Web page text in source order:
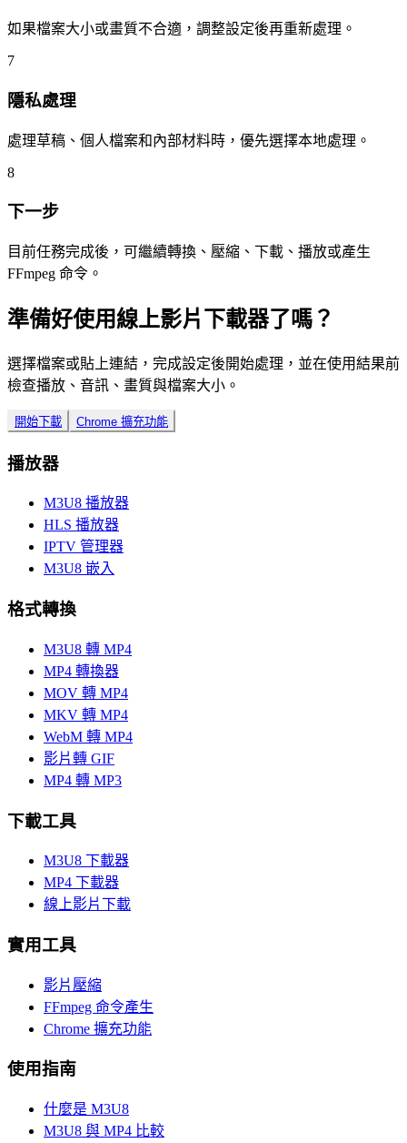
如果檔案大小或畫質不合適，調整設定後再重新處理。
7
隱私處理
處理草稿、個人檔案和內部材料時，優先選擇本地處理。
8
下一步
目前任務完成後，可繼續轉換、壓縮、下載、播放或產生
FFmpeg 命令。
準備好使用線上影片下載器了嗎？
選擇檔案或貼上連結，完成設定後開始處理，並在使用結果前
檢查播放、音訊、畫質與檔案大小。
開始下載 Chrome 擴充功能
播放器
M3U8 播放器
HLS 播放器
IPTV 管理器
M3U8 嵌入
格式轉換
M3U8 轉 MP4
MP4 轉換器
MOV 轉 MP4
MKV 轉 MP4
WebM 轉 MP4
影片轉 GIF
MP4 轉 MP3
下載工具
M3U8 下載器
MP4 下載器
線上影片下載
實用工具
影片壓縮
FFmpeg 命令產生
Chrome 擴充功能
使用指南
什麼是 M3U8
M3U8 與 MP4 比較